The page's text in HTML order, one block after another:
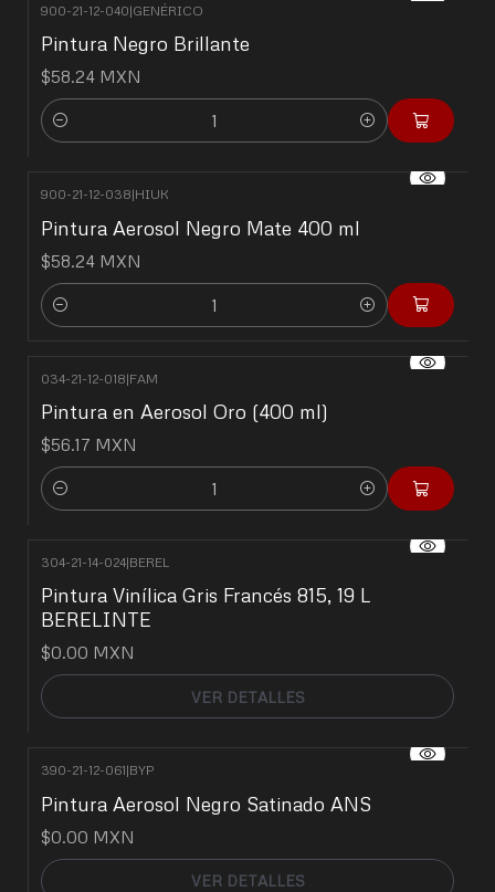
900-21-12-040|GENÉRICO
Pintura Negro Brillante
$58.24 MXN
Cantidad
900-21-12-038|HIUK
Pintura Aerosol Negro Mate 400 ml
$58.24 MXN
Cantidad
034-21-12-018|FAM
Pintura en Aerosol Oro (400 ml)
$56.17 MXN
Cantidad
304-21-14-024|BEREL
Pintura Vinílica Gris Francés 815, 19 L
BERELINTE
$0.00 MXN
VER DETALLES
390-21-12-061|BYP
Pintura Aerosol Negro Satinado ANS
$0.00 MXN
VER DETALLES